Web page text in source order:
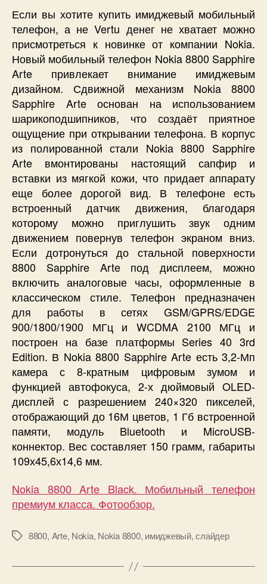
Если вы хотите купить имиджевый мобильный
телефон, а не Vertu денег не хватает можно
присмотреться к новинке от компании Nokia.
Новый мобильный телефон Nokia 8800 Sapphire
Arte привлекает внимание имиджевым
дизайном. Сдвижной механизм Nokia 8800
Sapphire Arte основан на использованием
шарикоподшипников, что создаёт приятное
ощущение при открывании телефона. В корпус
из полированной стали Nokia 8800 Sapphire
Arte вмонтированы настоящий сапфир и
вставки из мягкой кожи, что придает аппарату
еще более дорогой вид. В телефоне есть
встроенный датчик движения, благодаря
которому можно приглушить звук одним
движением повернув телефон экраном вниз.
Если дотронуться до стальной поверхности
8800 Sapphire Arte под дисплеем, можно
включить аналоговые часы, оформленные в
классическом стиле. Телефон предназначен
для работы в сетях GSM/GPRS/EDGE
900/1800/1900 МГц и WCDMA 2100 МГц и
построен на базе платформы Series 40 3rd
Edition. В Nokia 8800 Sapphire Arte есть 3,2-Мп
камера с 8-кратным цифровым зумом и
функцией автофокуса, 2-х дюймовый OLED-
дисплей с разрешением 240×320 пикселей,
отображающий до 16М цветов, 1 Гб встроенной
памяти, модуль Bluetooth и MicroUSB-
коннектор. Вес составляет 150 грамм, габариты
109х45,6х14,6 мм.
Nokia 8800 Arte Black. Мобильный телефон
премиум класса. Фотообзор.
Метки8800, Arte, Nokia, Nokia 8800, имиджевый,слайдер